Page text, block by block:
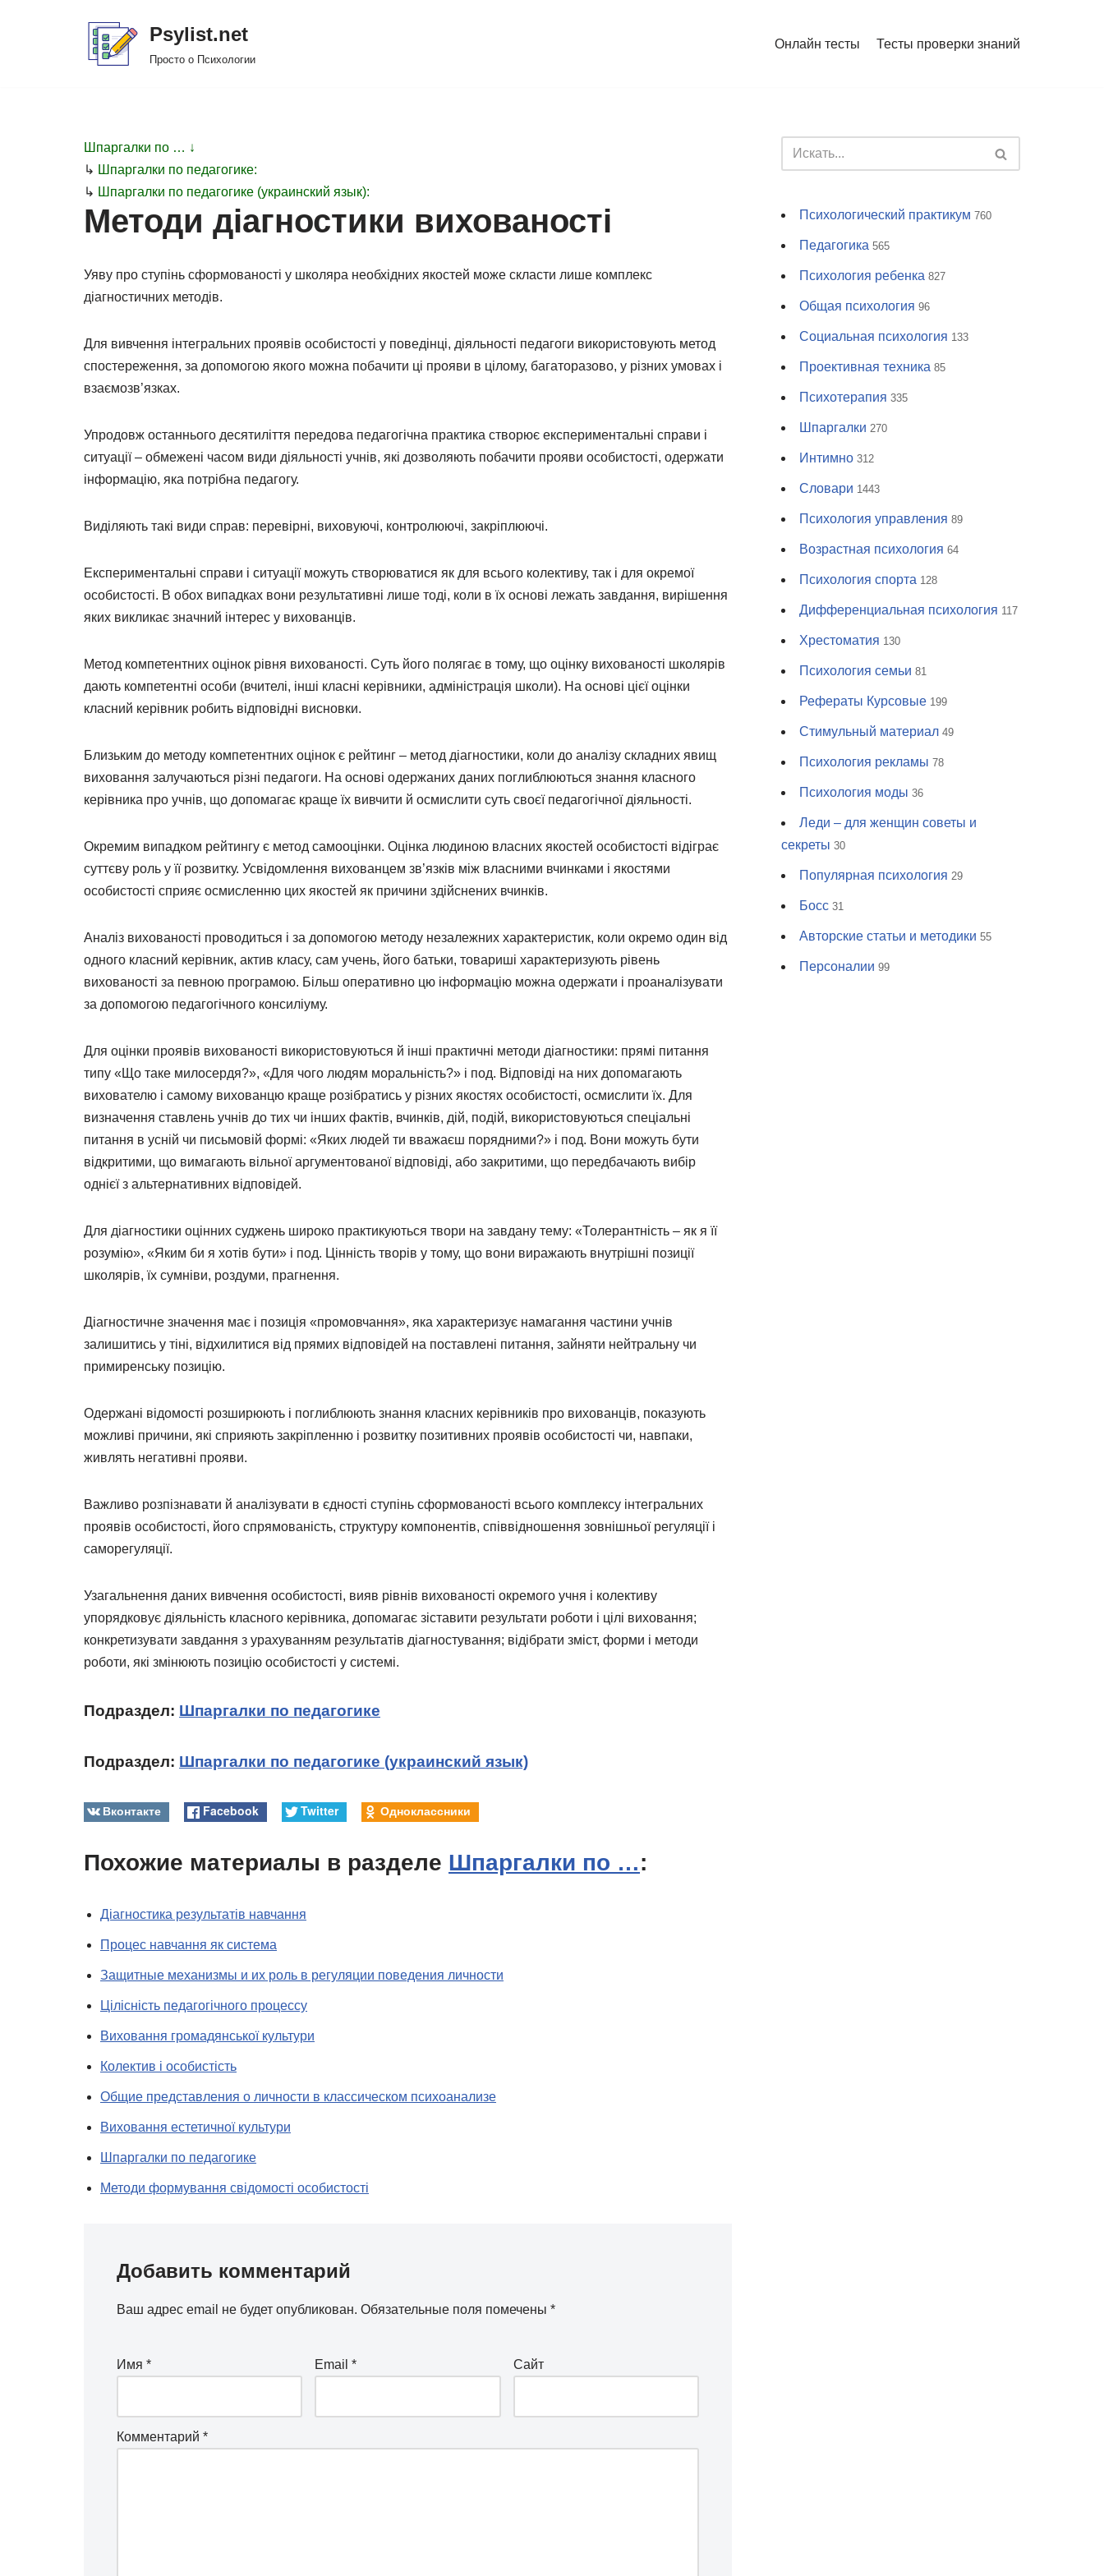
Psylist.net
Просто о Психологии
Онлайн тесты Тесты проверки знаний
Шпаргалки по … ↓
↳ Шпаргалки по педагогике:
↳ Шпаргалки по педагогике (украинский язык):
Методи діагностики вихованості
Уяву про ступінь сформованості у школяра необхідних якостей може скласти лише комплекс
діагностичних методів.
Для вивчення інтегральних проявів особистості у поведінці, діяльності педагоги використовують метод
спостереження, за допомогою якого можна побачити ці прояви в цілому, багаторазово, у різних умовах і
взаємозв’язках.
Упродовж останнього десятиліття передова педагогічна практика створює експериментальні справи і
ситуації – обмежені часом види діяльності учнів, які дозволяють побачити прояви особистості, одержати
інформацію, яка потрібна педагогу.
Виділяють такі види справ: перевірні, виховуючі, контролюючі, закріплюючі.
Експериментальні справи і ситуації можуть створюватися як для всього колективу, так і для окремої
особистості. В обох випадках вони результативні лише тоді, коли в їх основі лежать завдання, вирішення
яких викликає значний інтерес у вихованців.
Метод компетентних оцінок рівня вихованості. Суть його полягає в тому, що оцінку вихованості школярів
дають компетентні особи (вчителі, інші класні керівники, адміністрація школи). На основі цієї оцінки
класний керівник робить відповідні висновки.
Близьким до методу компетентних оцінок є рейтинг – метод діагностики, коли до аналізу складних явищ
виховання залучаються різні педагоги. На основі одержаних даних поглиблюються знання класного
керівника про учнів, що допомагає краще їх вивчити й осмислити суть своєї педагогічної діяльності.
Окремим випадком рейтингу є метод самооцінки. Оцінка людиною власних якостей особистості відіграє
суттєву роль у її розвитку. Усвідомлення вихованцем зв’язків між власними вчинками і якостями
особистості сприяє осмисленню цих якостей як причини здійснених вчинків.
Аналіз вихованості проводиться і за допомогою методу незалежних характеристик, коли окремо один від
одного класний керівник, актив класу, сам учень, його батьки, товариші характеризують рівень
вихованості за певною програмою. Більш оперативно цю інформацію можна одержати і проаналізувати
за допомогою педагогічного консиліуму.
Для оцінки проявів вихованості використовуються й інші практичні методи діагностики: прямі питання
типу «Що таке милосердя?», «Для чого людям моральність?» і под. Відповіді на них допомагають
вихователю і самому вихованцю краще розібратись у різних якостях особистості, осмислити їх. Для
визначення ставлень учнів до тих чи інших фактів, вчинків, дій, подій, використовуються спеціальні
питання в усній чи письмовій формі: «Яких людей ти вважаєш порядними?» і под. Вони можуть бути
відкритими, що вимагають вільної аргументованої відповіді, або закритими, що передбачають вибір
однієї з альтернативних відповідей.
Для діагностики оцінних суджень широко практикуються твори на завдану тему: «Толерантність – як я її
розумію», «Яким би я хотів бути» і под. Цінність творів у тому, що вони виражають внутрішні позиції
школярів, їх сумніви, роздуми, прагнення.
Діагностичне значення має і позиція «промовчання», яка характеризує намагання частини учнів
залишитись у тіні, відхилитися від прямих відповідей на поставлені питання, зайняти нейтральну чи
примиренську позицію.
Одержані відомості розширюють і поглиблюють знання класних керівників про вихованців, показують
можливі причини, які сприяють закріпленню і розвитку позитивних проявів особистості чи, навпаки,
живлять негативні прояви.
Важливо розпізнавати й аналізувати в єдності ступінь сформованості всього комплексу інтегральних
проявів особистості, його спрямованість, структуру компонентів, співвідношення зовнішньої регуляції і
саморегуляції.
Узагальнення даних вивчення особистості, вияв рівнів вихованості окремого учня і колективу
упорядковує діяльність класного керівника, допомагає зіставити результати роботи і цілі виховання;
конкретизувати завдання з урахуванням результатів діагностування; відібрати зміст, форми і методи
роботи, які змінюють позицію особистості у системі.
Подраздел: Шпаргалки по педагогике
Подраздел: Шпаргалки по педагогике (украинский язык)
Вконтакте Facebook Twitter Одноклассники
Похожие материалы в разделе Шпаргалки по …:
Діагностика результатів навчання
Процес навчання як система
Защитные механизмы и их роль в регуляции поведения личности
Цілісність педагогічного процессу
Виховання громадянської культури
Колектив і особистість
Общие представления о личности в классическом психоанализе
Виховання естетичної культури
Шпаргалки по педагогике
Методи формування свідомості особистості
Добавить комментарий
Ваш адрес email не будет опубликован. Обязательные поля помечены *
Имя * Email* Сайт
Комментарий *
Психологический практикум 760
Педагогика 565
Психология ребенка 827
Общая психология 96
Социальная психология 133
Проективная техника 85
Психотерапия 335
Шпаргалки 270
Интимно 312
Словари 1443
Психология управления 89
Возрастная психология 64
Психология спорта 128
Дифференциальная психология 117
Хрестоматия 130
Психология семьи 81
Рефераты Курсовые 199
Стимульный материал 49
Психология рекламы 78
Психология моды 36
Леди – для женщин советы и
секреты 30
Популярная психология 29
Босс 31
Авторские статьи и методики 55
Персоналии 99